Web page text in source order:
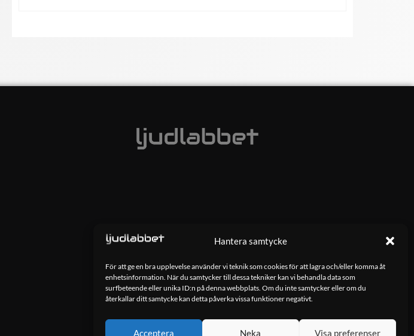
Hantera samtycke
För att ge en bra upplevelse använder vi teknik som cookies för att lagra och/eller komma åt
enhetsinformation. När du samtycker till dessa tekniker kan vi behandla data som
surfbeteende eller unika ID:n på denna webbplats. Om du inte samtycker eller om du
återkallar ditt samtycke kan detta påverka vissa funktioner negativt.
Acceptera Neka Visa preferenser